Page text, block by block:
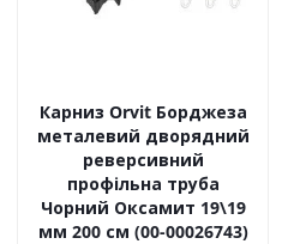
Карниз Orvit Борджеза
металевий дворядний
реверсивний
профільна труба
Чорний Оксамит 19\19
мм 200 см (00-00026743)